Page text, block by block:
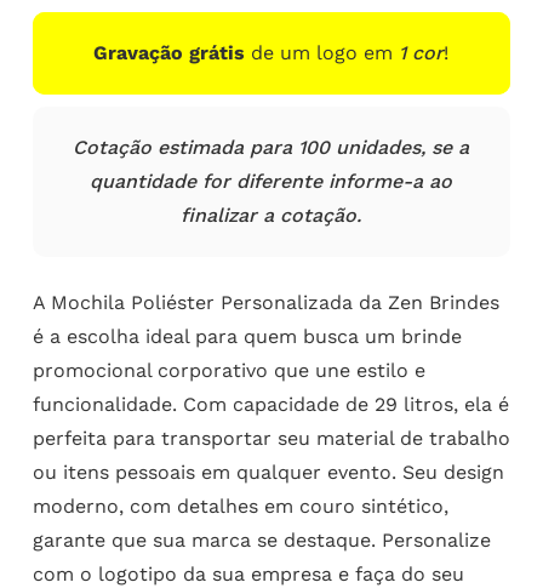
Gravação grátis de um logo em 1 cor!
Cotação estimada para 100 unidades, se a
quantidade for diferente informe-a ao
finalizar a cotação.
A Mochila Poliéster Personalizada da Zen Brindes
é a escolha ideal para quem busca um brinde
promocional corporativo que une estilo e
funcionalidade. Com capacidade de 29 litros, ela é
perfeita para transportar seu material de trabalho
ou itens pessoais em qualquer evento. Seu design
moderno, com detalhes em couro sintético,
garante que sua marca se destaque. Personalize
com o logotipo da sua empresa e faça do seu